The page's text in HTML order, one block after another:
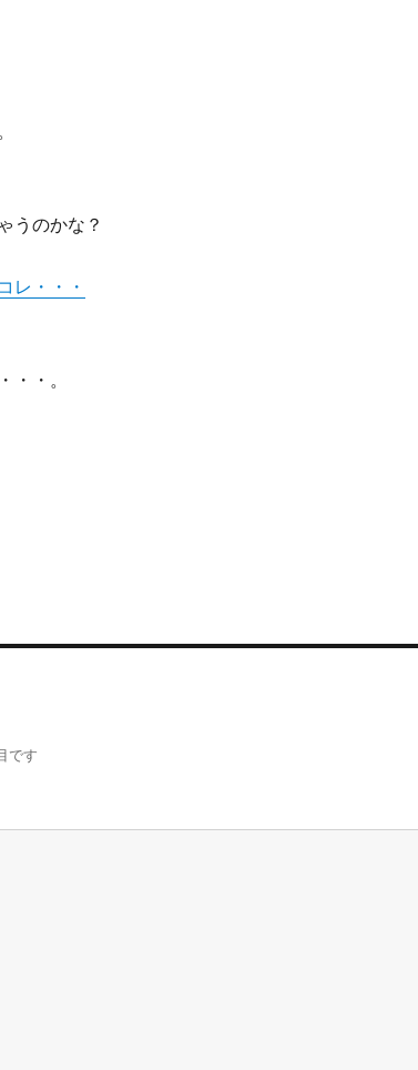
うのかな？
レ・・・
・・。
です